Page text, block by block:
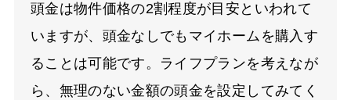
頭金は物件価格の2割程度が目安といわれて
いますが、頭金なしでもマイホームを購入す
ることは可能です。ライフプランを考えなが
ら、無理のない金額の頭金を設定してみてく